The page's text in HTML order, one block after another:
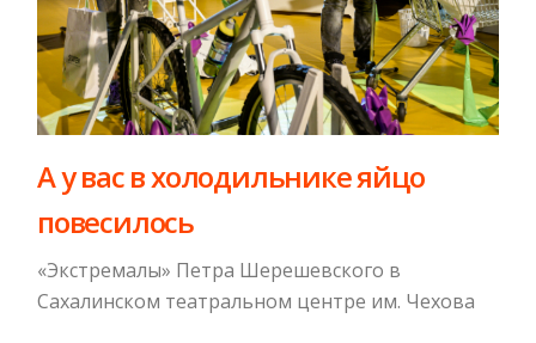
А у вас в холодильнике яйцо
повесилось
«Экстремалы» Петра Шерешевского в
Сахалинском театральном центре им. Чехова